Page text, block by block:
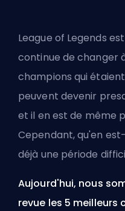
League of Legends
continue de changer
champions qui
peuvent devenir
et il en est de même
Cependant, qu'en
déjà une période
Aujourd'hui, nous
revue les 5 meilleurs